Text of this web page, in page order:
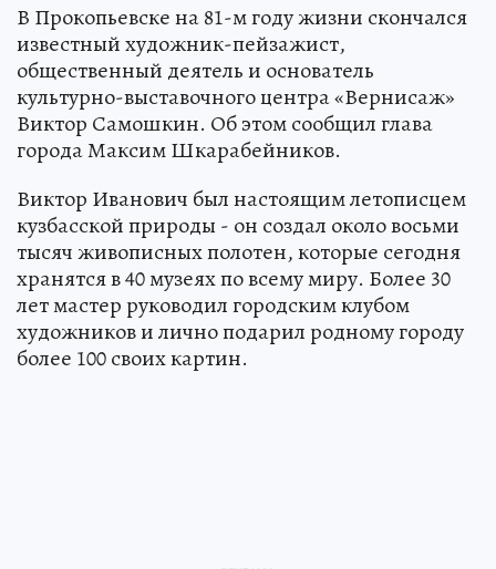
В Прокопьевске на 81-м году жизни скончался
известный художник-пейзажист,
общественный деятель и основатель
культурно-выставочного центра «Вернисаж»
Виктор Самошкин. Об этом сообщил глава
города Максим Шкарабейников.
Виктор Иванович был настоящим летописцем
кузбасской природы - он создал около восьми
тысяч живописных полотен, которые сегодня
хранятся в 40 музеях по всему миру. Более 30
лет мастер руководил городским клубом
художников и лично подарил родному городу
более 100 своих картин.